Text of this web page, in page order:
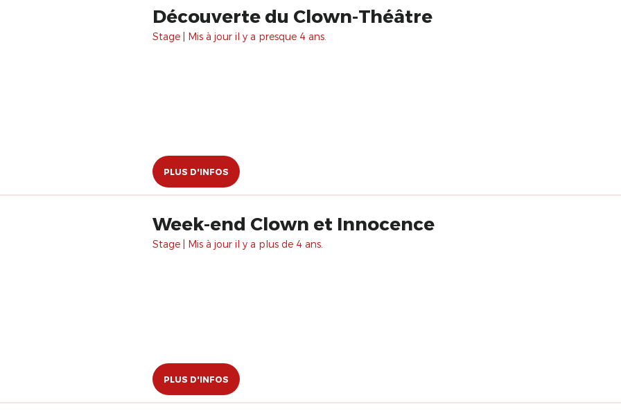
Découverte du Clown-Théâtre
Stage | Mis à jour il y a presque 4 ans.
PLUS D'INFOS
Week-end Clown et Innocence
Stage | Mis à jour il y a plus de 4 ans.
PLUS D'INFOS